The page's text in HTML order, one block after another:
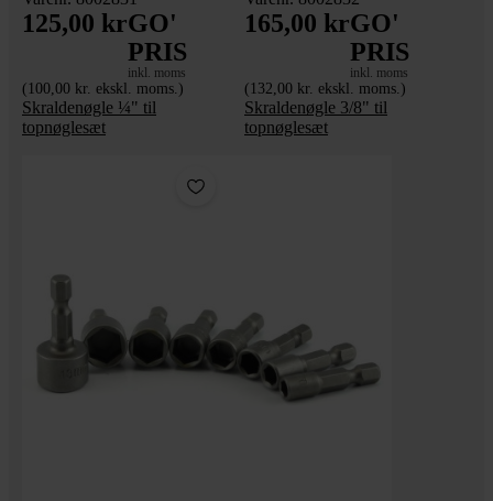
125,00 krGO'
PRIS
inkl. moms
(100,00 kr. ekskl. moms.)
Skraldenøgle ¼" til
topnøglesæt
165,00 krGO'
PRIS
inkl. moms
(132,00 kr. ekskl. moms.)
Skraldenøgle 3/8" til
topnøglesæt